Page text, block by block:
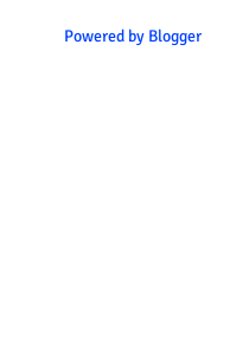
Powered by Blogger